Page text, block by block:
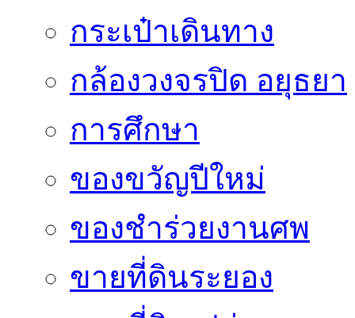
กระเป๋าเดินทาง
กล้องวงจรปิด อยุธยา
การศึกษา
ของขวัญปีใหม่
ของชำร่วยงานศพ
ขายที่ดินระยอง